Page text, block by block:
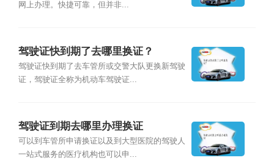
网上办理。快捷可靠，但并非...
驾驶证快到期了去哪里换证？
驾驶证快到期了去车管所或交警大队更换新驾驶
证，驾驶证全称为机动车驾驶证...
驾驶证到期去哪里办理换证
可以到车管所申请换证以及到大型医院的驾驶人
一站式服务的医疗机构也可以申...